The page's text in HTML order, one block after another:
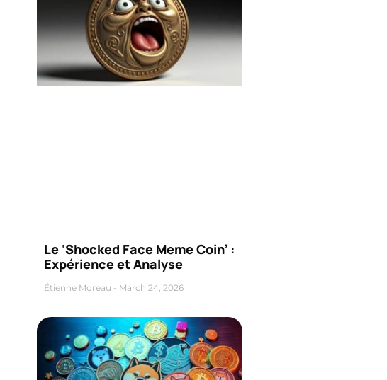
Le ‘Shocked Face Meme Coin’ :
Expérience et Analyse
Étienne Moreau March 24, 2026